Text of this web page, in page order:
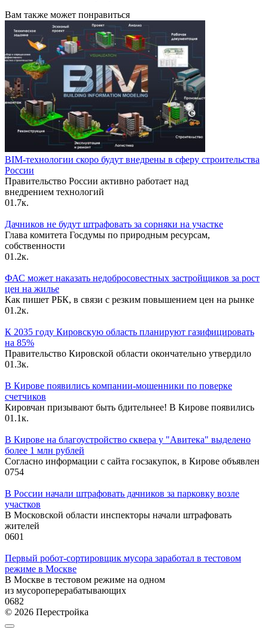
Вам также может понравиться
BIM-технологии скоро будут внедрены в сферу строительства
России
Правительство России активно работает над
внедрением технологий
01.7к.
Дачников не будут штрафовать за сорняки на участке
Глава комитета Госдумы по природным ресурсам,
собственности
01.2к.
ФАС может наказать недобросовестных застройщиков за рост
цен на жилье
Как пишет РБК, в связи с резким повышением цен на рынке
01.2к.
К 2035 году Кировскую область планируют газифицировать
на 85%
Правительство Кировской области окончательно утвердило
01.3к.
В Кирове появились компании-мошенники по поверке
счетчиков
Кировчан призывают быть бдительнее! В Кирове появились
01.1к.
В Кирове на благоустройство сквера у "Авитека" выделено
более 1 млн рублей
Согласно информации с сайта госзакупок, в Кирове объявлен
0754
В России начали штрафовать дачников за парковку возле
участков
В Московской области инспекторы начали штрафовать
жителей
0601
Первый робот-сортировщик мусора заработал в тестовом
режиме в Москве
В Москве в тестовом режиме на одном
из мусороперерабатывающих
0682
© 2026 Перестройка